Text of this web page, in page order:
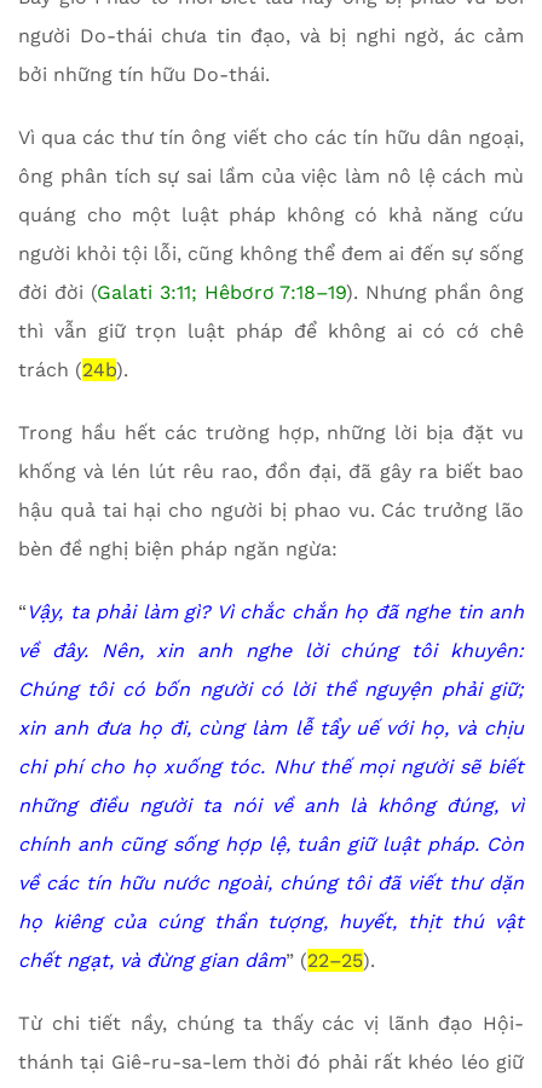
người Do-thái chưa tin đạo, và bị nghi ngờ, ác cảm
bởi những tín hữu Do-thái.
Vì qua các thư tín ông viết cho các tín hữu dân ngoại,
ông phân tích sự sai lầm của việc làm nô lệ cách mù
quáng cho một luật pháp không có khả năng cứu
người khỏi tội lỗi, cũng không thể đem ai đến sự sống
đời đời (Galati 3:11; Hêbơrơ 7:18–19). Nhưng phần ông
thì vẫn giữ trọn luật pháp để không ai có cớ chê
trách (24b).
Trong hầu hết các trường hợp, những lời bịa đặt vu
khống và lén lút rêu rao, đồn đại, đã gây ra biết bao
hậu quả tai hại cho người bị phao vu. Các trưởng lão
bèn đề nghị biện pháp ngăn ngừa:
“ Vậy, ta phải làm gì? Vì chắc chắn họ đã nghe tin anh
về đây. Nên, xin anh nghe lời chúng tôi khuyên:
Chúng tôi có bốn người có lời thề nguyện phải giữ;
xin anh đưa họ đi, cùng làm lễ tẩy uế với họ, và chịu
chi phí cho họ xuống tóc. Như thế mọi người sẽ biết
những điều người ta nói về anh là không đúng, vì
chính anh cũng sống hợp lệ, tuân giữ luật pháp. Còn
về các tín hữu nước ngoài, chúng tôi đã viết thư dặn
họ kiêng của cúng thần tượng, huyết, thịt thú vật
chết ngạt, và đừng gian dâm” (22–25).
Từ chi tiết nầy, chúng ta thấy các vị lãnh đạo Hội-
thánh tại Giê-ru-sa-lem thời đó phải rất khéo léo giữ